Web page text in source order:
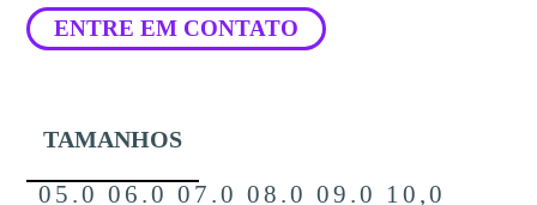
ENTRE EM CONTATO
TAMANHOS
05.0 06.0 07.0 08.0 09.0 10,0